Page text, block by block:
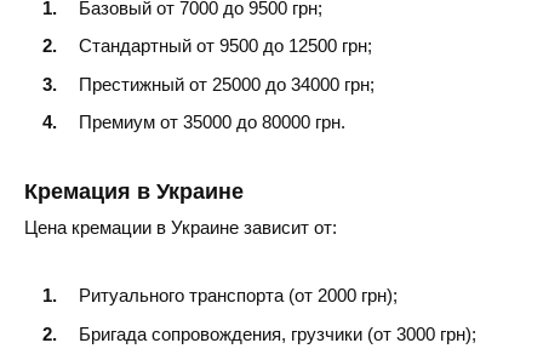
Базовый от 7000 до 9500 грн;
Стандартный от 9500 до 12500 грн;
Престижный от 25000 до 34000 грн;
Премиум от 35000 до 80000 грн.
Кремация в Украине
Цена кремации в Украине зависит от:
Ритуального транспорта (от 2000 грн);
Бригада сопровождения, грузчики (от 3000 грн);